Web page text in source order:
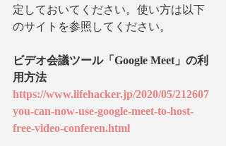
定しておいてください。使い方は以下
のサイトを参照してください。
ビデオ会議ツール「Google Meet」の利
用方法
https://www.lifehacker.jp/2020/05/212607
you-can-now-use-google-meet-to-host-
free-video-conferen.html